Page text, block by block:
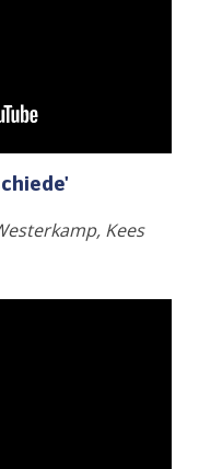
Kees